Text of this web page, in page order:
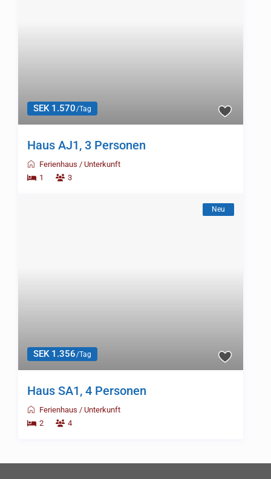
SEK 1.570/Tag
Haus AJ1, 3 Personen
Ferienhaus /Unterkunft
1
3
SEK 1.356/Tag
Neu
Haus SA1, 4 Personen
Ferienhaus /Unterkunft
2
4